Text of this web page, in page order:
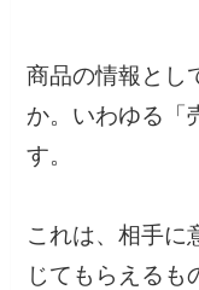
商品の情報とし
か。いわゆる「
す。
これは、相手に
じてもらえるも